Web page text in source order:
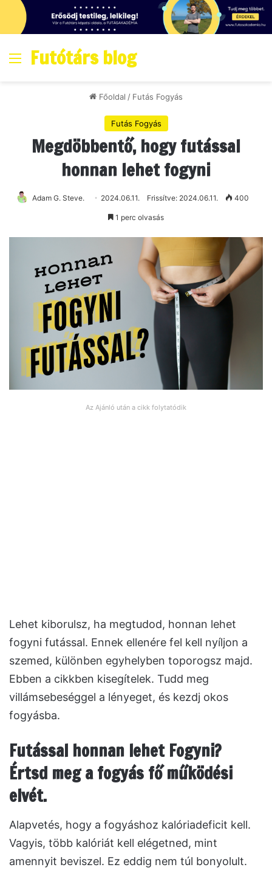
Menő
Futótárs blog
Főoldal / Futás Fogyás
Futás Fogyás
Megdöbbentő, hogy futással
honnan lehet fogyni
Adam G. Steve. 2024.06.11. Frissítve: 2024.06.11. 400
1 perc olvasás
Az Ajánló után a cikk folytatódik
Lehet kiborulsz, ha megtudod, honnan lehet
fogyni futással. Ennek ellenére fel kell nyíljon a
szemed, különben egyhelyben toporogsz majd.
Ebben a cikkben kisegítelek. Tudd meg
villámsebeséggel a lényeget, és kezdj okos
fogyásba.
Futással honnan lehet Fogyni?
Értsd meg a fogyás fő működési
elvét.
Alapvetés, hogy a fogyáshoz kalóriadeficit kell.
Vagyis, több kalóriát kell elégetned, mint
amennyit beviszel. Ez eddig nem túl bonyolult.